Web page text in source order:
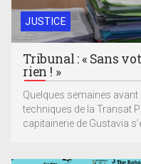
JUSTICE
Tribunal : « Sans
rien ! »
Quelques semaines avant
techniques de la Transat
capitainerie de Gustavia